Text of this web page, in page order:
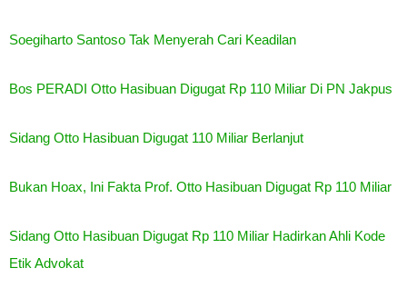
Soegiharto Santoso Tak Menyerah Cari Keadilan
Bos PERADI Otto Hasibuan Digugat Rp 110 Miliar Di PN Jakpus
Sidang Otto Hasibuan Digugat 110 Miliar Berlanjut
Bukan Hoax, Ini Fakta Prof. Otto Hasibuan Digugat Rp 110 Miliar
Sidang Otto Hasibuan Digugat Rp 110 Miliar Hadirkan Ahli Kode
Etik Advokat